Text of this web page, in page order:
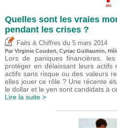
Quelles sont les vraies
pendant les crises ?
Faits & Chiffres du 5 mars 2014
Par Virginie Coudert, Cyriac Guillaumin,
Lors de paniques financières,
protéger en délaissant leurs actifs
actifs sans risque ou des valeurs
elles jouer ce rôle ? Une récente
le dollar et le yen sont candidats à
Lire la suite >